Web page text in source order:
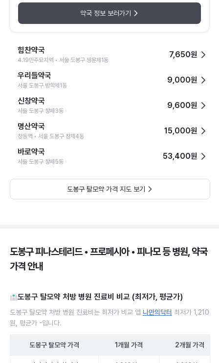
약국 정보 보러가기
힘찬약국
4.19민주묘지역 • 서울 도봉구 쌍문제1동
7,650원
우리들약국
서울 도봉구 방학제1동
9,000원
신창약국
서울 도봉구 창제3동
9,600원
명산약국
창동역 • 서울 도봉구 창제4동
15,000원
바로약국
서울 도봉구 창제5동
53,400원
도봉구 탈모약 가격 지도 보기
도봉구 피나스테리드 • 프로페시아 • 피나모 등 병원, 약국
가격 안내
도봉구 탈모약 처방 병원 진료비 비교 (최저가, 평균가)
도봉구 탈모약 처방 병원 진료비는 최저가 비교 앱 나만의닥터 최저가 1,210
원, 평균가 -입니다.
도봉구 탈모약가격 1개월 가격 2개월 가격